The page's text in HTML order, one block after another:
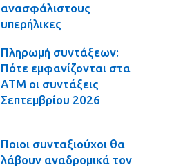
ανασφάλιστους
υπερήλικες
Πληρωμή συντάξεων:
Πότε εμφανίζονται στα
ΑΤΜ οι συντάξεις
Σεπτεμβρίου 2026
Ποιοι συνταξιούχοι θα
λάβουν αναδρομικά τον